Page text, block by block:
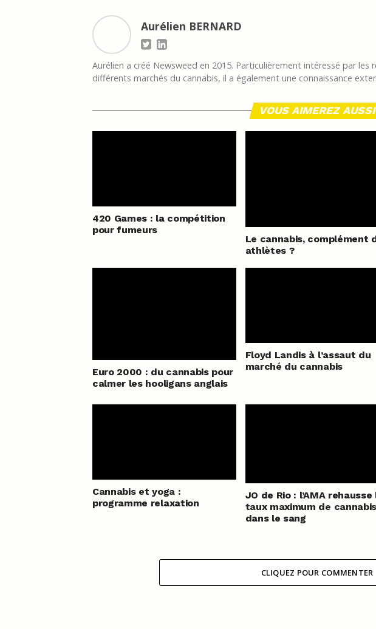
Aurélien BERNARD
Aurélien a créé Newsweed en 2015. Particulièrement intéressé par
différents marchés du cannabis, il a également une connaissance
VOUS AIMEREZ AUSSI
420 Games : la compétition
pour fumeurs
Le cannabis, complément
athlètes ?
Euro 2000 : du cannabis pour
calmer les hooligans anglais
Floyd Landis à l’assaut du
marché du cannabis
Cannabis et yoga :
programme relaxation
JO de Rio : l’AMA rehausse
taux maximum de cannabis
dans le sang
CLIQUEZ POUR COMMENTER